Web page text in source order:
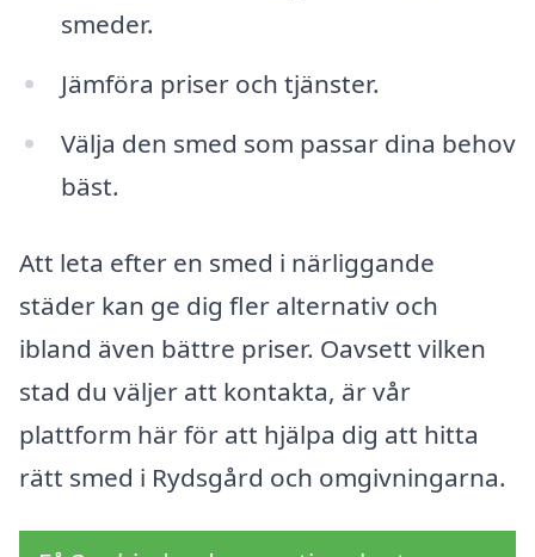
smeder.
Jämföra priser och tjänster.
Välja den smed som passar dina behov
bäst.
Att leta efter en smed i närliggande
städer kan ge dig fler alternativ och
ibland även bättre priser. Oavsett vilken
stad du väljer att kontakta, är vår
plattform här för att hjälpa dig att hitta
rätt smed i Rydsgård och omgivningarna.